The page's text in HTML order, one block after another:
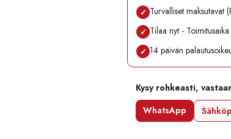
✓ Turvalliset maksutavat
✓ Tilaa nyt -
✓ 14 päivän
Kysy rohkeasti,
WhatsApp